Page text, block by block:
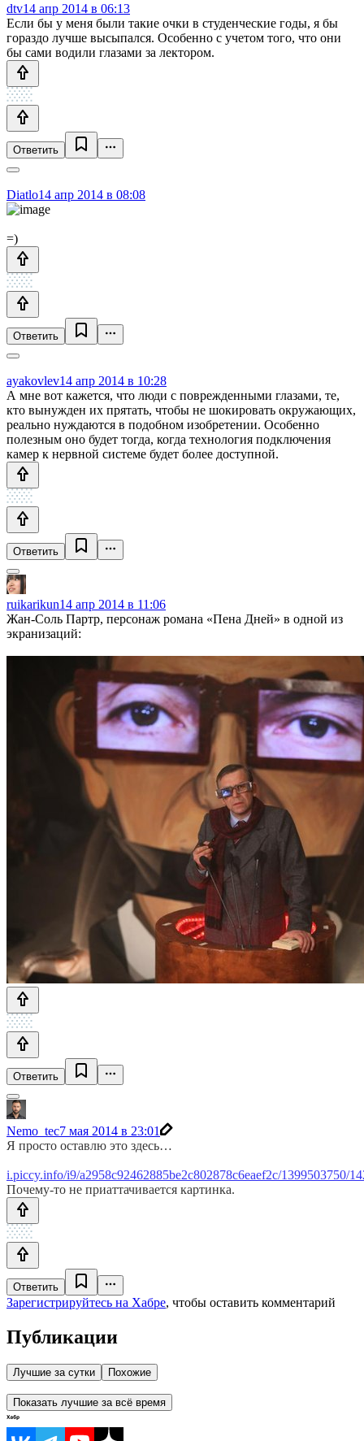
dtv14 апр 2014 в 06:13
Если бы у меня были такие очки в студенческие годы, я бы
гораздо лучше высыпался. Особенно с учетом того, что они
бы сами водили глазами за лектором.
Ответить
Diatlo14 апр 2014 в 08:08
=)
Ответить
ayakovlev14 апр 2014 в 10:28
А мне вот кажется, что люди с поврежденными глазами, те,
кто вынужден их прятать, чтобы не шокировать окружающих,
реально нуждаются в подобном изобретении. Особенно
полезным оно будет тогда, когда технология подключения
камер к нервной системе будет более доступной.
Ответить
ruikarikun14 апр 2014 в 11:06
Жан-Соль Партр, персонаж романа «Пена Дней» в одной из
экранизаций:
Ответить
Nemo_tec7 мая 2014 в 23:01
Я просто оставлю это здесь…
i.piccy.info/i9/a2958c92462885be2c802878c6eaef2c/1399503750/
Почему-то не приаттачивается картинка.
Ответить
Зарегистрируйтесь на Хабре, чтобы оставить комментарий
Публикации
Лучшие за сутки Похожие
Показать лучшие за всё время